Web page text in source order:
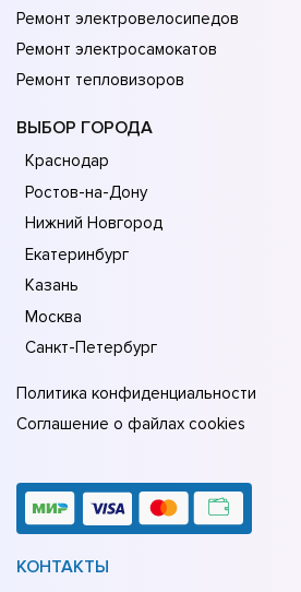
Ремонт электровелосипедов
Ремонт электросамокатов
Ремонт тепловизоров
ВЫБОР ГОРОДА
Краснодар
Ростов-на-Дону
Нижний Новгород
Екатеринбург
Казань
Москва
Санкт-Петербург
Политика конфиденциальности
Соглашение о файлах cookies
КОНТАКТЫ